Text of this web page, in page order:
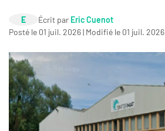
E Écrit par Eric Cuenot
Posté le 01 juil. 2026 | Modifié le 01 juil. 2026